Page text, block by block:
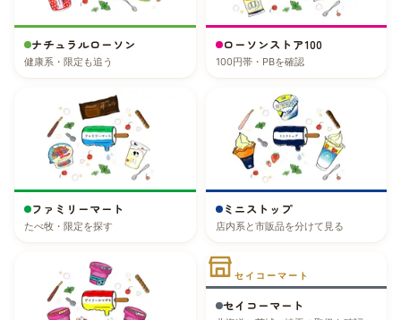
ナチュラルローソン
健康系・限定も追う
ローソンストア100
100円帯・PBを確認
ファミリーマート
たべ牧・限定を探す
ミニストップ
店内系と市販品を分けて見る
セイコーマート
セイコーマート